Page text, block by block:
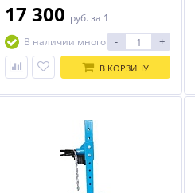
17 300 руб. за 1
В наличии много
- +
В КОРЗИНУ